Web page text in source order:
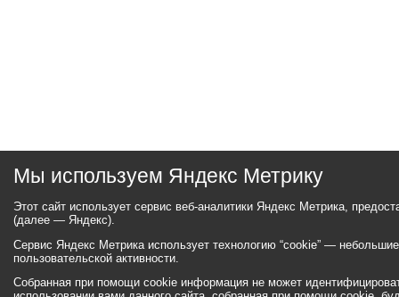
Мы используем Яндекс Метрику
Этот сайт использует сервис веб-аналитики Яндекс Метрика,
(далее — Яндекс).
Сервис Яндекс Метрика использует технологию “cookie” —
пользовательской активности.
Собранная при помощи cookie информация не может